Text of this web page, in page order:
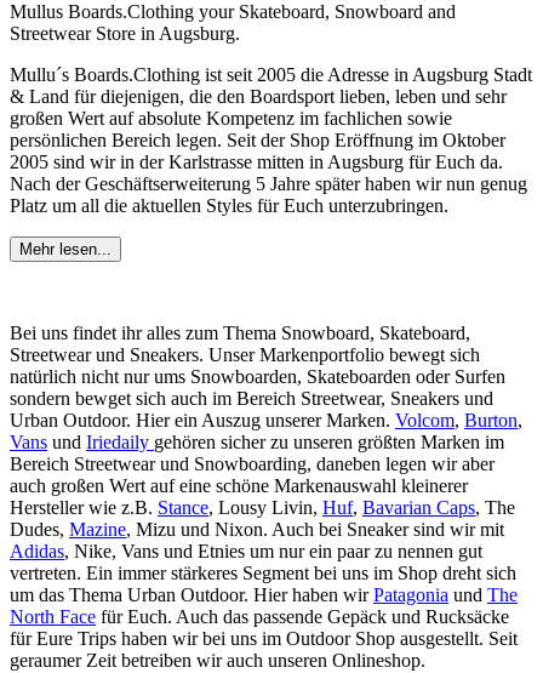
Mullus Boards.Clothing your Skateboard, Snowboard and
Streetwear Store in Augsburg.
Mullu´s Boards.Clothing ist seit 2005 die Adresse in Augsburg Stadt
& Land für diejenigen, die den Boardsport lieben, leben und sehr
großen Wert auf absolute Kompetenz im fachlichen sowie
persönlichen Bereich legen. Seit der Shop Eröffnung im Oktober
2005 sind wir in der Karlstrasse mitten in Augsburg für Euch da.
Nach der Geschäftserweiterung 5 Jahre später haben wir nun genug
Platz um all die aktuellen Styles für Euch unterzubringen.
Mehr lesen...
Bei uns findet ihr alles zum Thema Snowboard, Skateboard,
Streetwear und Sneakers. Unser Markenportfolio bewegt sich
natürlich nicht nur ums Snowboarden, Skateboarden oder Surfen
sondern bewget sich auch im Bereich Streetwear, Sneakers und
Urban Outdoor. Hier ein Auszug unserer Marken. Volcom, Burton,
Vans und Iriedaily gehören sicher zu unseren größten Marken im
Bereich Streetwear und Snowboarding, daneben legen wir aber
auch großen Wert auf eine schöne Markenauswahl kleinerer
Hersteller wie z.B. Stance, Lousy Livin, Huf, Bavarian Caps, The
Dudes, Mazine, Mizu und Nixon. Auch bei Sneaker sind wir mit
Adidas, Nike, Vans und Etnies um nur ein paar zu nennen gut
vertreten. Ein immer stärkeres Segment bei uns im Shop dreht sich
um das Thema Urban Outdoor. Hier haben wirPatagonia und The
North Face für Euch. Auch das passende Gepäck und Rucksäcke
für Eure Trips haben wir bei uns im Outdoor Shop ausgestellt. Seit
geraumer Zeit betreiben wir auch unseren Onlineshop.